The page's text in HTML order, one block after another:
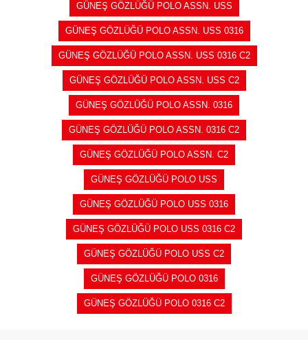
GÜNEŞ GÖZLÜĞÜ POLO ASSN. USS
GÜNEŞ GÖZLÜĞÜ POLO ASSN. USS 0316
GÜNEŞ GÖZLÜĞÜ POLO ASSN. USS 0316 C2
GÜNEŞ GÖZLÜĞÜ POLO ASSN. USS C2
GÜNEŞ GÖZLÜĞÜ POLO ASSN. 0316
GÜNEŞ GÖZLÜĞÜ POLO ASSN. 0316 C2
GÜNEŞ GÖZLÜĞÜ POLO ASSN. C2
GÜNEŞ GÖZLÜĞÜ POLO USS
GÜNEŞ GÖZLÜĞÜ POLO USS 0316
GÜNEŞ GÖZLÜĞÜ POLO USS 0316 C2
GÜNEŞ GÖZLÜĞÜ POLO USS C2
GÜNEŞ GÖZLÜĞÜ POLO 0316
GÜNEŞ GÖZLÜĞÜ POLO 0316 C2